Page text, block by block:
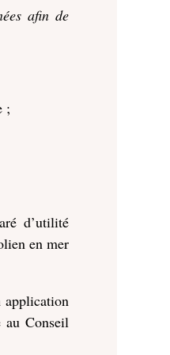
afin de
;
d’utilité
en mer
application
Conseil